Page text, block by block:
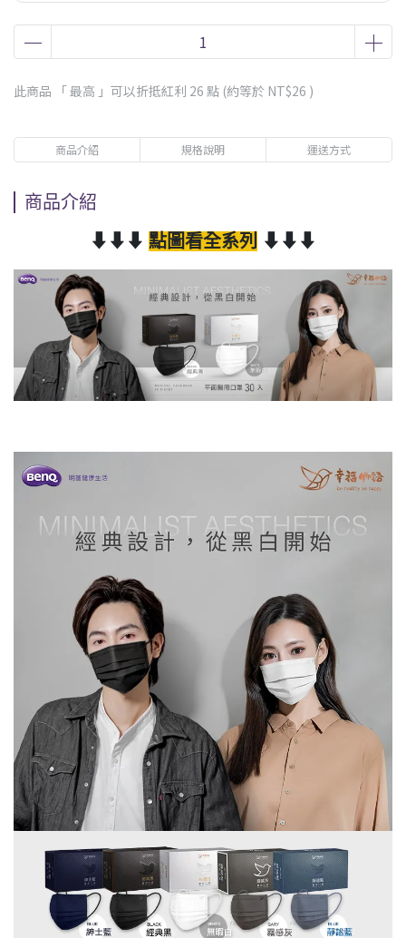
此商品 「 最高 」可以折抵紅利 26 點 (約等於 NT$26 )
商品介紹 規格說明 運送方式
商品介紹
⬇⬇⬇ 點圖看全系列 ⬇⬇⬇